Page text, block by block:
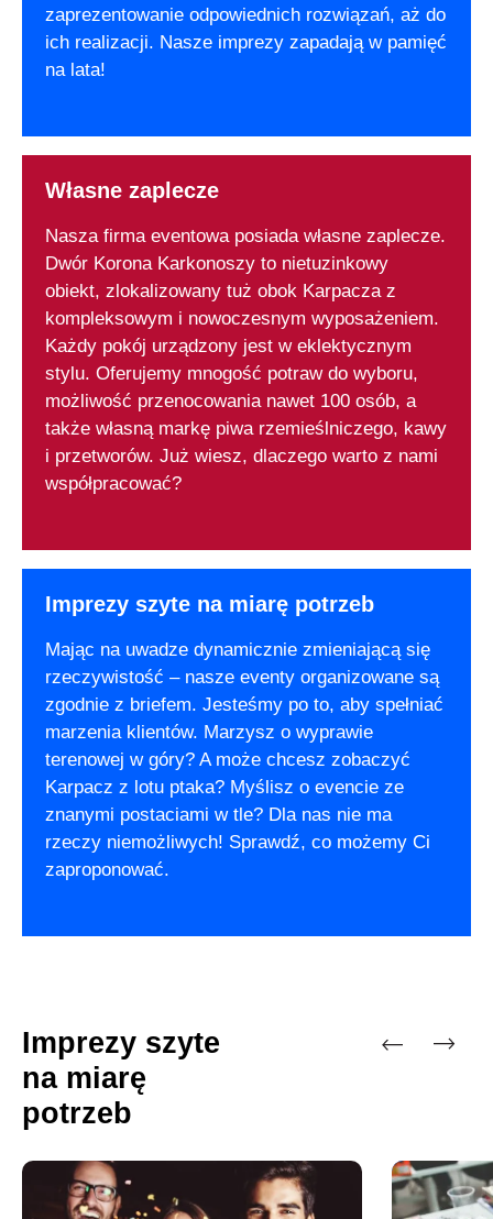
zaprezentowanie odpowiednich rozwiązań, aż do
ich realizacji. Nasze imprezy zapadają w pamięć
na lata!
Własne zaplecze
Nasza firma eventowa posiada własne zaplecze.
Dwór Korona Karkonoszy to nietuzinkowy
obiekt, zlokalizowany tuż obok Karpacza z
kompleksowym i nowoczesnym wyposażeniem.
Każdy pokój urządzony jest w eklektycznym
stylu. Oferujemy mnogość potraw do wyboru,
możliwość przenocowania nawet 100 osób, a
także własną markę piwa rzemieślniczego, kawy
i przetworów. Już wiesz, dlaczego warto z nami
współpracować?
Imprezy szyte na miarę potrzeb
Mając na uwadze dynamicznie zmieniającą się
rzeczywistość – nasze eventy organizowane są
zgodnie z briefem. Jesteśmy po to, aby spełniać
marzenia klientów. Marzysz o wyprawie
terenowej w góry? A może chcesz zobaczyć
Karpacz z lotu ptaka? Myślisz o evencie ze
znanymi postaciami w tle? Dla nas nie ma
rzeczy niemożliwych! Sprawdź, co możemy Ci
zaproponować.
Imprezy szyte
na miarę
potrzeb